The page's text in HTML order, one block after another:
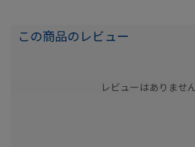
この商品のレビュー
レビューはありません